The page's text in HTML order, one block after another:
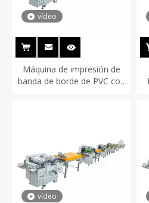
vídeo
Máquina de impresión de
banda de borde de PVC con
vídeo